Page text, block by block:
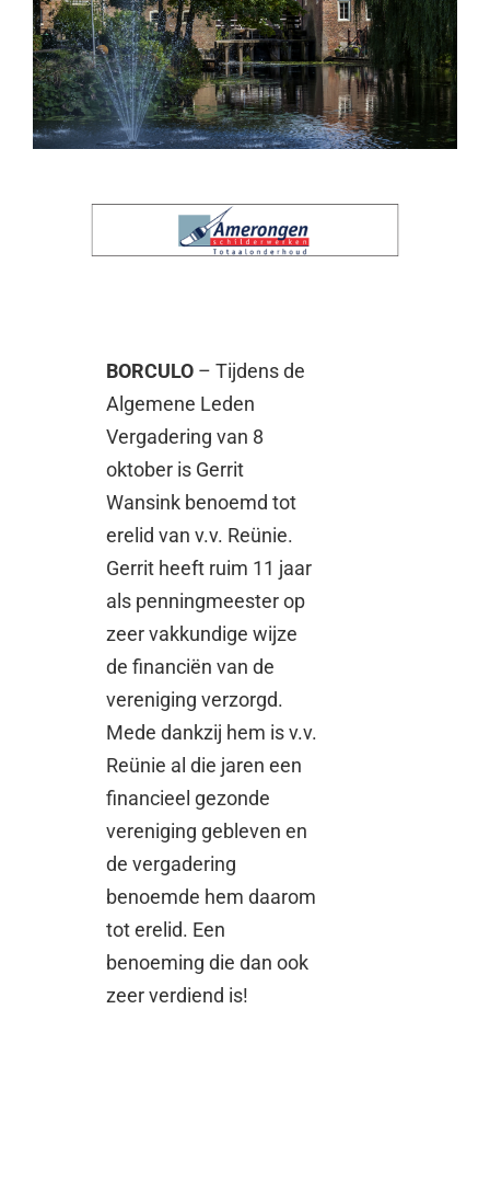
BORCULO – Tijdens de
Algemene Leden
Vergadering van 8
oktober is Gerrit
Wansink benoemd tot
erelid van v.v. Reünie.
Gerrit heeft ruim 11 jaar
als penningmeester op
zeer vakkundige wijze
de financiën van de
vereniging verzorgd.
Mede dankzij hem is v.v.
Reünie al die jaren een
financieel gezonde
vereniging gebleven en
de vergadering
benoemde hem daarom
tot erelid. Een
benoeming die dan ook
zeer verdiend is!